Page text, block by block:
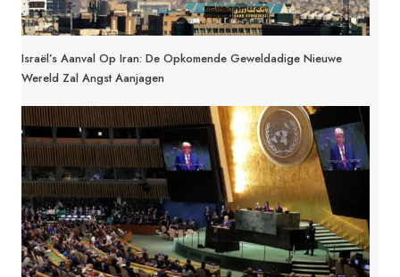
Israël’s Aanval Op Iran: De Opkomende Geweldadige Nieuwe
Wereld Zal Angst Aanjagen